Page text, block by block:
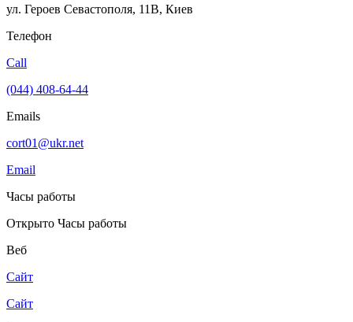
ул. Героев Севастополя, 11В, Киев
Телефон
Call
(044) 408-64-44
Emails
cort01@ukr.net
Email
Часы работы
Открыто Часы работы
Веб
Сайт
Сайт